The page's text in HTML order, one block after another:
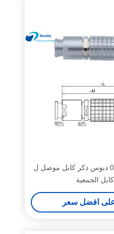
ليمو البديل فغ 0B 3 دبوس ذكر كابل موصل ل
الجمعية
افضل سعر